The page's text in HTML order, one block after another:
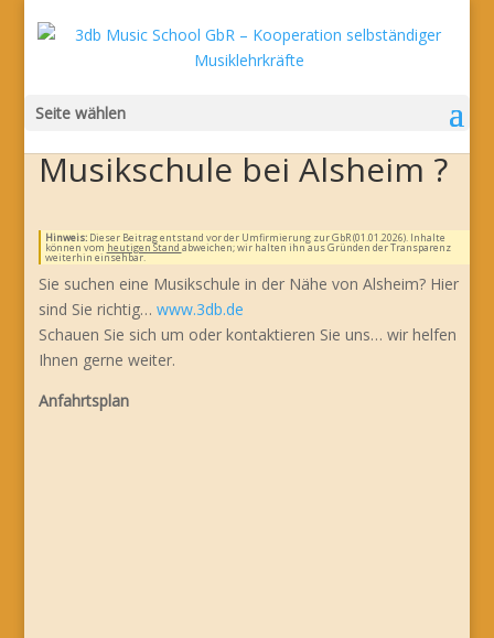
Seite wählen
Musikschule bei Alsheim ?
Hinweis:Dieser Beitrag entstand vor der Umfirmierung zur GbR (01.01.2026). Inhalte
können vom heutigen Stand abweichen; wir halten ihn aus Gründen der Transparenz
weiterhin einsehbar.
Sie suchen eine Musikschule in der Nähe von Alsheim? Hier
sind Sie richtig… www.3db.de
Schauen Sie sich um oder kontaktieren Sie uns… wir helfen
Ihnen gerne weiter.
Anfahrtsplan